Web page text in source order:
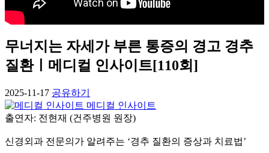
무너지는 자세가 부른 통증의 경고 경추
질환ㅣ메디컬 인사이트[110회]
2025-11-17 공유하기
메디컬 인사이트
출연자: 전현재 (건주병원 원장)
신경외과 전문의가 알려주는 ‘경추 질환의 증상과 치료법’